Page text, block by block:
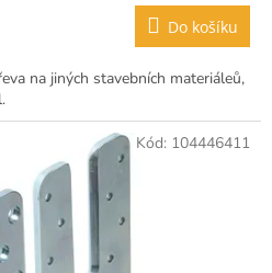
Do košíku
na jiných stavebních materiáleů,
Kód: 104446411